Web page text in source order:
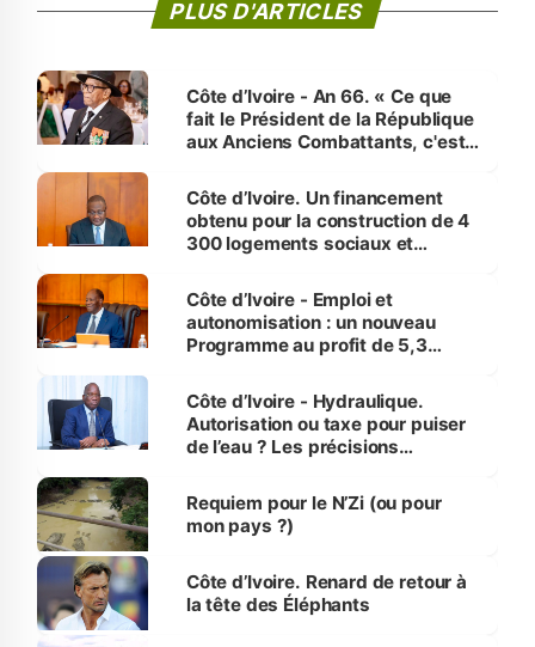
PLUS D'ARTICLES
Côte d’Ivoire - An 66. « Ce que
fait le Président de la République
aux Anciens Combattants, c'est
Côte d’Ivoire. Un financement
obtenu pour la construction de 4
300 logements sociaux et
et Yamoussoukro
Côte d’Ivoire - Emploi et
autonomisation : un nouveau
Programme au profit de 5,3
Côte d’Ivoire - Hydraulique.
Autorisation ou taxe pour puiser
de l’eau ? Les précisions
Requiem pour le N’Zi (ou pour
mon pays ?)
Côte d’Ivoire. Renard de retour à
la tête des Éléphants